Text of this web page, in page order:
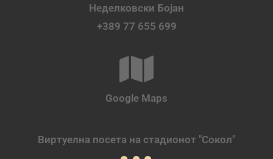
Неделковски Бојан
+389 77 655 699
Google Maps
Виртуелна посета на стадионот "Сокол"